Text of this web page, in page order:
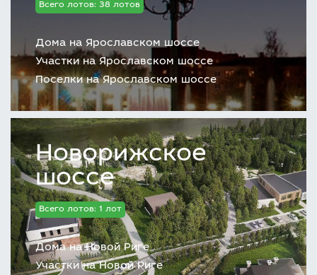
Всего лотов: 38 лотов
Дома на Ярославском шоссе
Участки на Ярославском шоссе
Поселки на Ярославском шоссе
Новорижское
шоссе
Всего лотов: 1 лот
Дома на Новой Риге
Участки на Новой Риге